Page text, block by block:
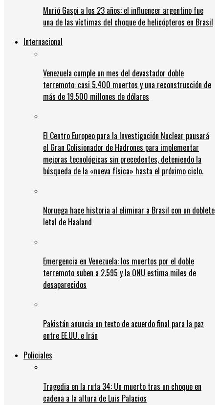
Murió Gaspi a los 23 años: el influencer argentino fue
una de las víctimas del choque de helicópteros en Brasil
Internacional
Venezuela cumple un mes del devastador doble
terremoto: casi 5.400 muertos y una reconstrucción de
más de 19.500 millones de dólares
El Centro Europeo para la Investigación Nuclear pausará
el Gran Colisionador de Hadrones para implementar
mejoras tecnológicas sin precedentes, deteniendo la
búsqueda de la «nueva física» hasta el próximo ciclo.
Noruega hace historia al eliminar a Brasil con un doblete
letal de Haaland
Emergencia en Venezuela: los muertos por el doble
terremoto suben a 2.595 y la ONU estima miles de
desaparecidos
Pakistán anuncia un texto de acuerdo final para la paz
entre EE.UU. e Irán
Policiales
Tragedia en la ruta 34: Un muerto tras un choque en
cadena a la altura de Luis Palacios